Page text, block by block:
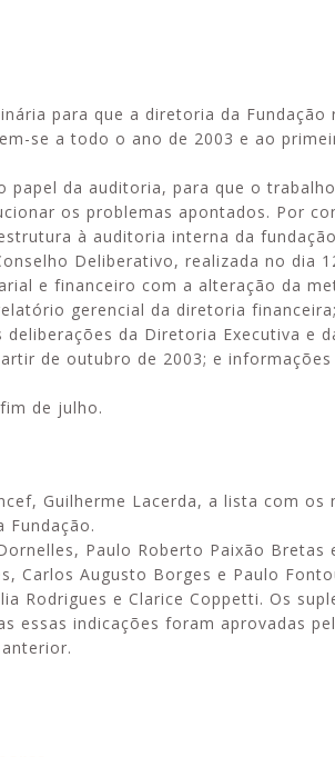
para que a diretoria da Fundação
se a todo o ano de 2003 e ao
papel da auditoria, para que o
os problemas apontados. Por
à auditoria interna da
Deliberativo, realizada no dia
e financeiro com a alteração da
gerencial da diretoria financeira;
da Diretoria Executiva e
de outubro de 2003; e informações
de julho.
Guilherme Lacerda, a lista com os
Fundação.
Paulo Roberto Paixão Bretas
Carlos Augusto Borges e Paulo
Rodrigues e Clarice Coppetti. Os
essas indicações foram aprovadas
a parceria da Apcef
de lazer!
Alerta:
enviar
sobre